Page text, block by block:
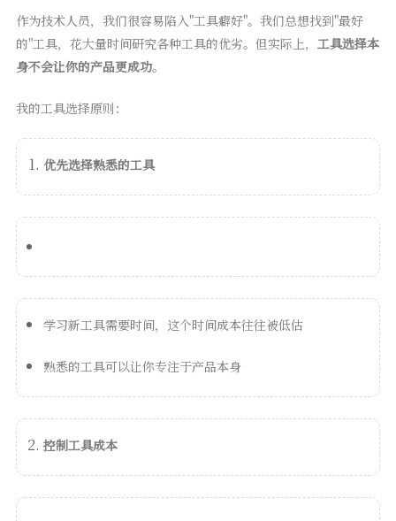
作为技术人员，我们很容易陷入"工具癖好"。我们总想找到"最好
的"工具，花大量时间研究各种工具的优劣。但实际上， 工具选择本
身不会让你的产品更成功。
我的工具选择原则：
优先选择熟悉的工具
学习新工具需要时间，这个时间成本往往被低估
熟悉的工具可以让你专注于产品本身
控制工具成本